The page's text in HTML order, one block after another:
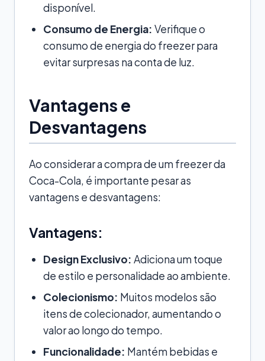
disponível.
Consumo de Energia: Verifique o
consumo de energia do freezer para
evitar surpresas na conta de luz.
Vantagens e
Desvantagens
Ao considerar a compra de um freezer da
Coca-Cola, é importante pesar as
vantagens e desvantagens:
Vantagens:
Design Exclusivo: Adiciona um toque
de estilo e personalidade ao ambiente.
Colecionismo: Muitos modelos são
itens de colecionador, aumentando o
valor ao longo do tempo.
Funcionalidade: Mantém bebidas e